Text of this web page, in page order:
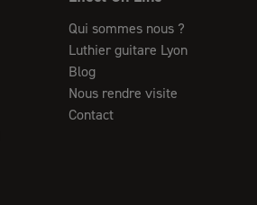
Qui sommes nous ?
Luthier guitare Lyon
Blog
Nous rendre visite
Contact